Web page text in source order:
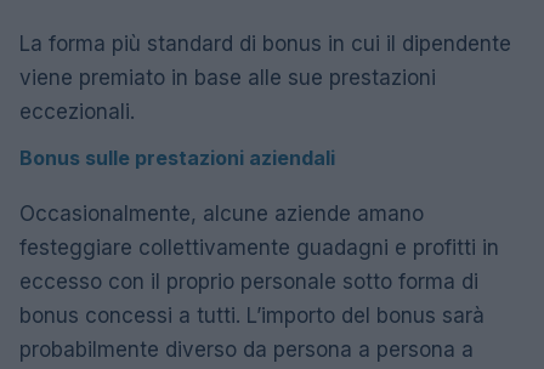
La forma più standard di bonus in cui il dipendente
viene premiato in base alle sue prestazioni
eccezionali.
Bonus sulle prestazioni aziendali
Occasionalmente, alcune aziende amano
festeggiare collettivamente guadagni e profitti in
eccesso con il proprio personale sotto forma di
bonus concessi a tutti. L’importo del bonus sarà
probabilmente diverso da persona a persona a